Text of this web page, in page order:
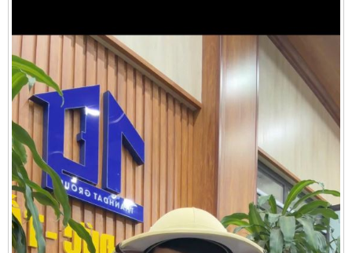
Cần thuê MBKD tại Phường Yên Sở
Cần thuê MBKD tại Phường Hoàng Liệt
Cần thuê MBKD tại Phường Định Công
Cần thuê MBKD tại Phường Tương Mai
Cần thuê MBKD tại Phường Vĩnh Hưng
Cần thuê MBKD tại Phường Lĩnh Nam
Cần thuê MBKD tại Phường Hồng Hà
Cần thuê MBKD tại Phường Láng
Cần thuê MBKD tại Phường Văn Miếu
Cần thuê MBKD tại Phường Kim Liên
Cần thuê MBKD tại Phường Bạch Mai
Cần thuê MBKD tại Phường Vĩnh Tuy